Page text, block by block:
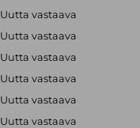
Uutta vastaava
Uutta vastaava
Uutta vastaava
Uutta vastaava
Uutta vastaava
Uutta vastaava